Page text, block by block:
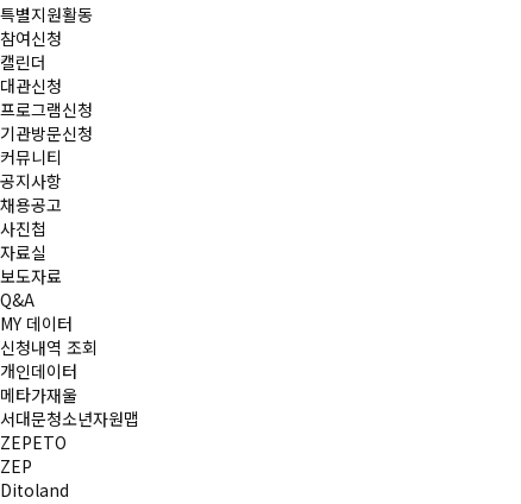
특별지원활동
참여신청
캘린더
대관신청
프로그램신청
기관방문신청
커뮤니티
공지사항
채용공고
사진첩
자료실
보도자료
Q&A
MY 데이터
신청내역 조회
개인데이터
메타가재울
서대문청소년자원맵
ZEPETO
ZEP
Ditoland